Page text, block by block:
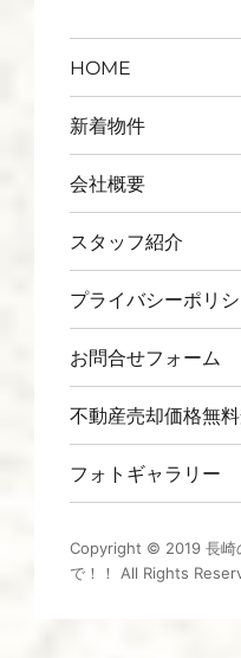
HOME
新着物件
会社概要
スタッフ紹介
プライバシーポリ
お問合せフォーム
不動産売却価格無
フォトギャラリー
Copyright © 2019 長崎
で！！
All Rights